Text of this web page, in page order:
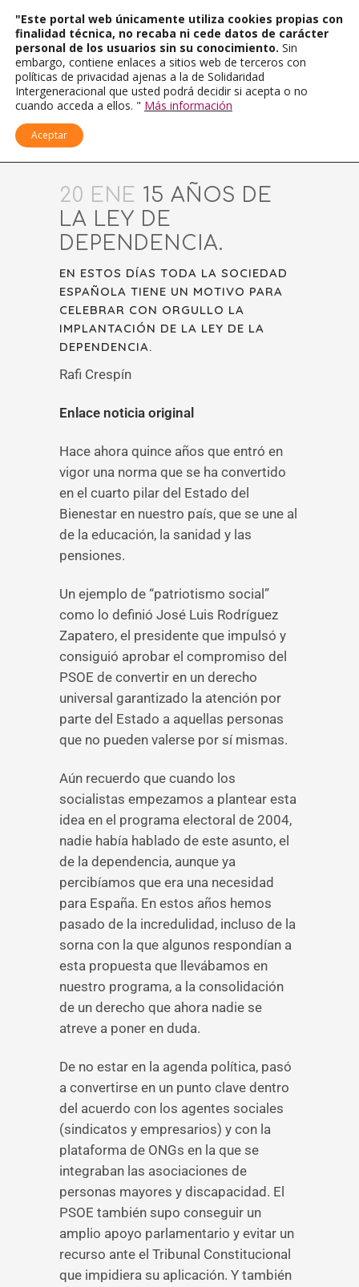
20 ENE 15 AÑOS DE
LA LEY DE
DEPENDENCIA.
EN ESTOS DÍAS TODA LA SOCIEDAD
ESPAÑOLA TIENE UN MOTIVO PARA
CELEBRAR CON ORGULLO LA
IMPLANTACIÓN DE LA LEY DE LA
DEPENDENCIA.
Rafi Crespín
Enlace noticia original
Hace ahora quince años que entró en
vigor una norma que se ha convertido
en el cuarto pilar del Estado del
Bienestar en nuestro país, que se une al
de la educación, la sanidad y las
pensiones.
Un ejemplo de “patriotismo social”
como lo definió José Luis Rodríguez
Zapatero, el presidente que impulsó y
consiguió aprobar el compromiso del
PSOE de convertir en un derecho
universal garantizado la atención por
parte del Estado a aquellas personas
que no pueden valerse por sí mismas.
Aún recuerdo que cuando los
socialistas empezamos a plantear esta
idea en el programa electoral de 2004,
nadie había hablado de este asunto, el
de la dependencia, aunque ya
percibíamos que era una necesidad
para España. En estos años hemos
pasado de la incredulidad, incluso de la
sorna con la que algunos respondían a
esta propuesta que llevábamos en
nuestro programa, a la consolidación
de un derecho que ahora nadie se
atreve a poner en duda.
De no estar en la agenda política, pasó
a convertirse en un punto clave dentro
del acuerdo con los agentes sociales
(sindicatos y empresarios) y con la
plataforma de ONGs en la que se
integraban las asociaciones de
personas mayores y discapacidad. El
PSOE también supo conseguir un
amplio apoyo parlamentario y evitar un
recurso ante el Tribunal Constitucional
que impidiera su aplicación. Y también
"Este portal web únicamente utiliza cookies propias con
finalidad técnica, no recaba ni cede datos de carácter
personal de los usuarios sin su conocimiento. Sin
embargo, contiene enlaces a sitios web de terceros con
políticas de privacidad ajenas a la de Solidaridad
Intergeneracional que usted podrá decidir si acepta o no
cuando acceda a ellos. " Más información
Aceptar